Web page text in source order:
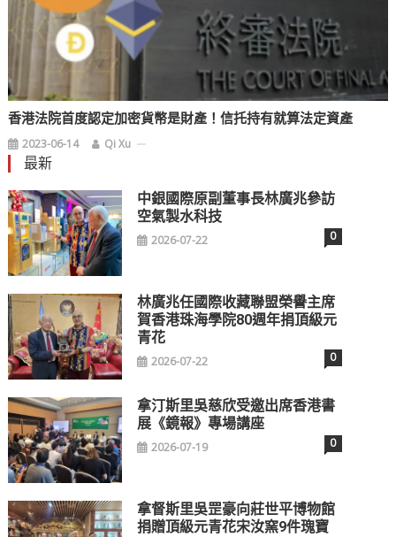
香港法院首度認定加密貨幣是財產！信托持有就算法定資產
2023-06-14 Qi Xu
最新
中銀國際原副董事長林廣兆參訪
空氣製水科技
2026-07-22 0
林廣兆任國際收藏聯盟榮譽主席
賀香港珠海學院80週年捐頂級元
青花
2026-07-22 0
拿汀斯里吳慈欣受邀出席香港書
展《鏡報》專場講座
2026-07-19 0
拿督斯里吳罡豪向莊世平博物館
捐贈頂級元青花宋汝窯9件瑰寶